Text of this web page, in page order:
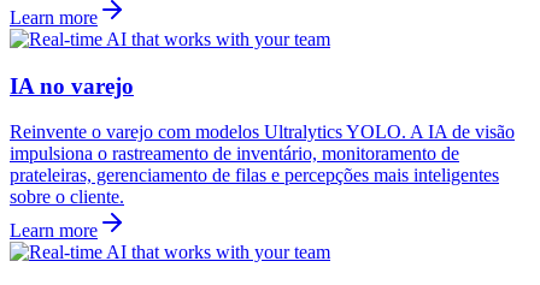
Learn more
IA no varejo
Reinvente o varejo com modelos Ultralytics YOLO. A IA de visão
impulsiona o rastreamento de inventário, monitoramento de
prateleiras, gerenciamento de filas e percepções mais inteligentes
sobre o cliente.
Learn more